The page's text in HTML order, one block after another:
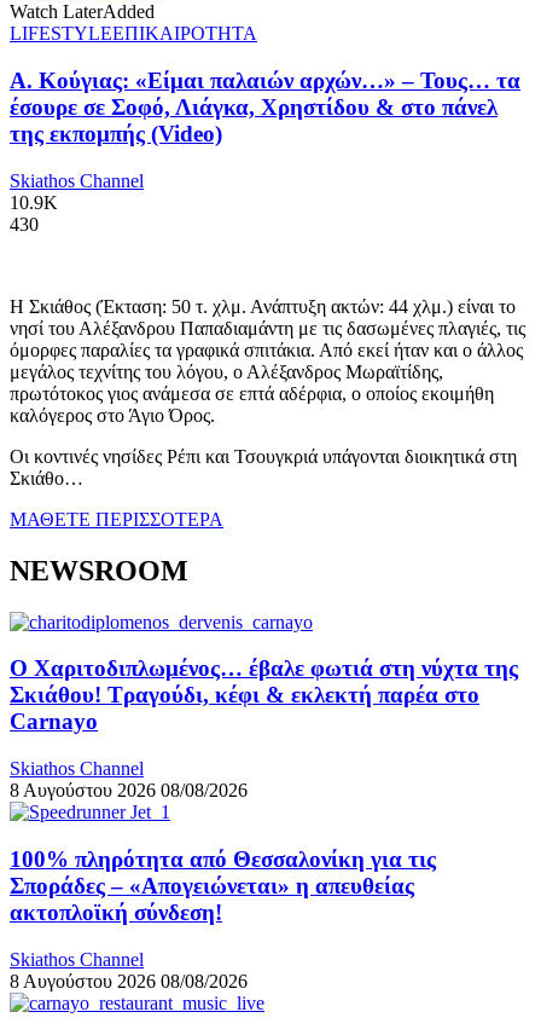
Watch LaterAdded
LIFESTYLEΕΠΙΚΑΙΡΟΤΗΤΑ
Α. Κούγιας: «Είμαι παλαιών αρχών…» – Τους… τα
έσουρε σε Σοφό, Λιάγκα, Χρηστίδου & στο πάνελ
της εκπομπής (Video)
Skiathos Channel
10.9K
430
Η Σκιάθος (Έκταση: 50 τ. χλμ. Ανάπτυξη ακτών: 44 χλμ.) είναι το
νησί του Αλέξανδρου Παπαδιαμάντη με τις δασωμένες πλαγιές, τις
όμορφες παραλίες τα γραφικά σπιτάκια. Από εκεί ήταν και ο άλλος
μεγάλος τεχνίτης του λόγου, ο Αλέξανδρος Μωραϊτίδης,
πρωτότοκος γιος ανάμεσα σε επτά αδέρφια, ο οποίος εκοιμήθη
καλόγερος στο Άγιο Όρος.
Οι κοντινές νησίδες Ρέπι και Τσουγκριά υπάγονται διοικητικά στη
Σκιάθο…
ΜΑΘΕΤΕ ΠΕΡΙΣΣΟΤΕΡΑ
NEWSROOM
Ο Χαριτοδιπλωμένος… έβαλε φωτιά στη νύχτα της
Σκιάθου! Τραγούδι, κέφι & εκλεκτή παρέα στο
Carnayo
Skiathos Channel
8 Αυγούστου 2026 08/08/2026
100% πληρότητα από Θεσσαλονίκη για τις
Σποράδες – «Απογειώνεται» η απευθείας
ακτοπλοϊκή σύνδεση!
Skiathos Channel
8 Αυγούστου 2026 08/08/2026